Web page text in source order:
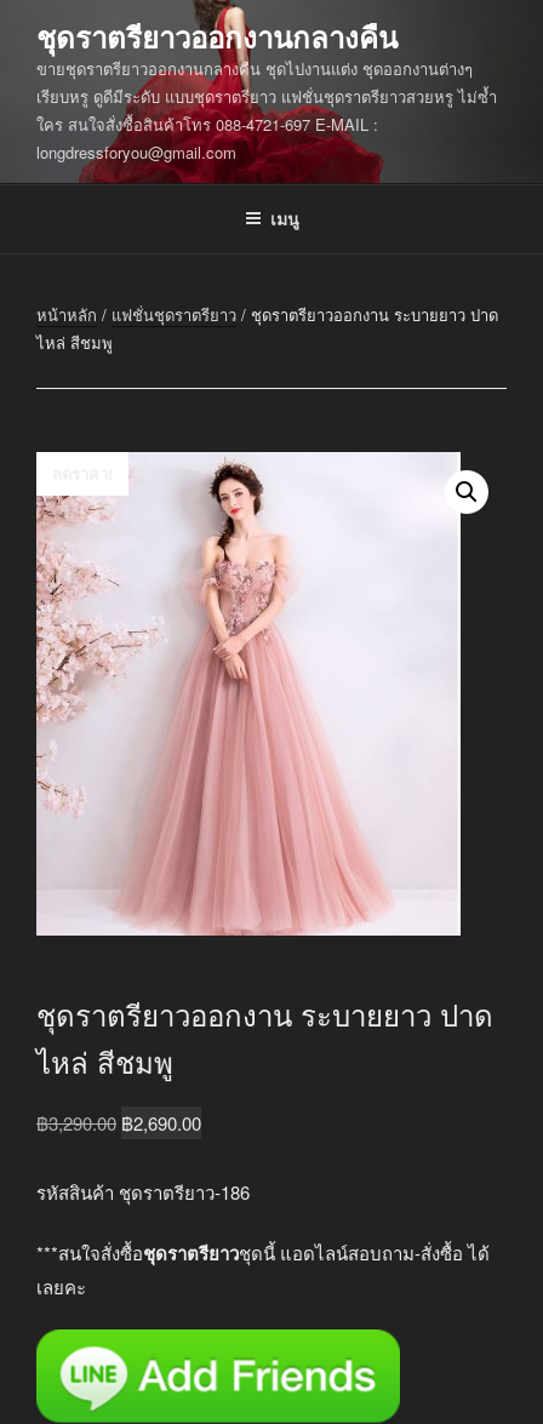
บทความ
ชุดราตรียาวออกงานกลางคืน
ขายชุดราตรียาวออกงานกลางคืน ชุดไปงานแต่ง ชุดออกงานต่างๆ
เรียบหรู ดูดีมีระดับ แบบชุดราตรียาว แฟชั่นชุดราตรียาวสวยหรู ไม่ซ้ำ
ใคร สนใจสั่งซื้อสินค้าโทร 088-4721-697 E-MAIL :
longdressforyou@gmail.com
เมนู
หน้าหลัก / แฟชั่นชุดราตรียาว / ชุดราตรียาวออกงาน ระบายยาว ปาด
ไหล่ สีชมพู
ชุดราตรียาวออกงาน ระบายยาว ปาด
ไหล่ สีชมพู
฿3,290.00 Original
was:
฿2,690.00Current
is:
รหัสสินค้า ชุดราตรียาว-186
***สนใจสั่งซื้อชุดราตรียาวชุดนี้ แอดไลน์สอบถาม-สั่งซื้อ ได้
เลยคะ